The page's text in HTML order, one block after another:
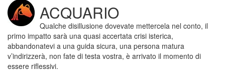
ACQUARIO
Qualche disillusione dovevate mettercela nel conto, il
primo impatto sarà una quasi accertata crisi isterica,
abbandonatevi a una guida sicura, una persona matura
v’indirizzerà, non fate di testa vostra, è arrivato il momento di
essere riflessivi.